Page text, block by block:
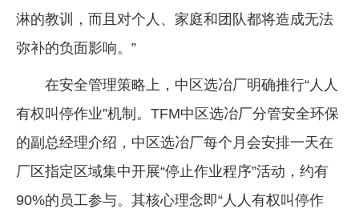
淋的教训，而且对个人、家庭和团队都将造成无法
弥补的负面影响。”
在安全管理策略上，中区选冶厂明确推行“人人
有权叫停作业”机制。TFM中区选冶厂分管安全环保
的副总经理介绍，中区选冶厂每个月会安排一天在
厂区指定区域集中开展“停止作业程序”活动，约有
90%的员工参与。其核心理念即“人人有权叫停作